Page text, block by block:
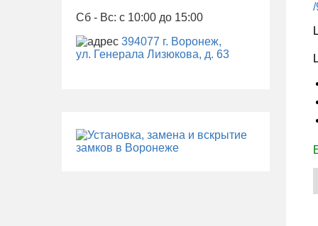
Сб - Вс: с 10:00 до 15:00
394077 г. Воронеж,
ул. Генерала Лизюкова, д. 63